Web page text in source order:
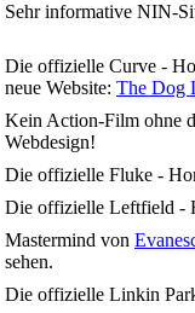
Sehr informative NIN-
Die offizielle Curve -
neue Website: The Dog
Kein Action-Film ohne
Webdesign!
Die offizielle Fluke -
Die offizielle Leftfield -
Mastermind von
sehen.
Die offizielle Linkin